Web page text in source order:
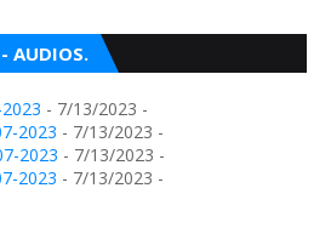
AUDIOS.
- 7/13/2023 -
2023 - 7/13/2023 -
2023 - 7/13/2023 -
2023 - 7/13/2023 -